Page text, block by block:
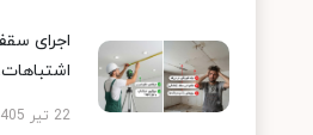
اجرای
22 تیر 1405